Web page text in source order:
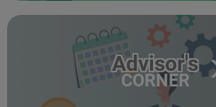
Advisor's
CORNER